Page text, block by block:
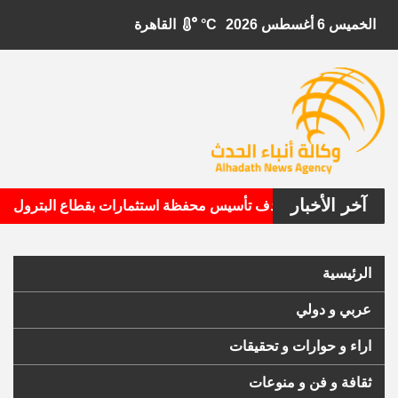
الخميس 6 أغسطس 2026 °C
آخر الأخبار
الأمريكية تستهدف تأسيس محفظة استثمارات بقطاع البترول
الرئيسية
عربي و دولي
اراء و حوارات و تحقيقات
ثقافة و فن و منوعات